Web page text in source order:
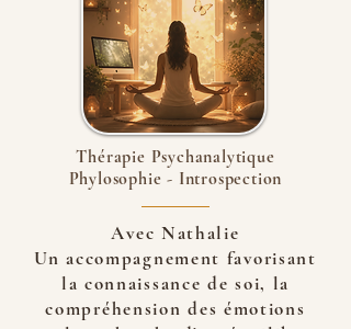
Thérapie Psychanalytique
Phylosophie - Introspection
Avec Nathalie
Un accompagnement favorisant
la connaissance de soi, la
compréhension des émotions